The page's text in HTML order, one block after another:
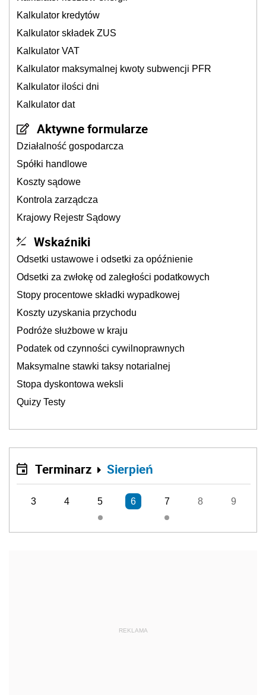
Kalkulator kredytów
Kalkulator składek ZUS
Kalkulator VAT
Kalkulator maksymalnej kwoty subwencji PFR
Kalkulator ilości dni
Kalkulator dat
Aktywne formularze
Działalność gospodarcza
Spółki handlowe
Koszty sądowe
Kontrola zarządcza
Krajowy Rejestr Sądowy
Wskaźniki
Odsetki ustawowe i odsetki za opóźnienie
Odsetki za zwłokę od zaległości podatkowych
Stopy procentowe składki wypadkowej
Koszty uzyskania przychodu
Podróże służbowe w kraju
Podatek od czynności cywilnoprawnych
Maksymalne stawki taksy notarialnej
Stopa dyskontowa weksli
Quizy Testy
Terminarz Sierpień
3 4 5 6 7 8 9
REKLAMA